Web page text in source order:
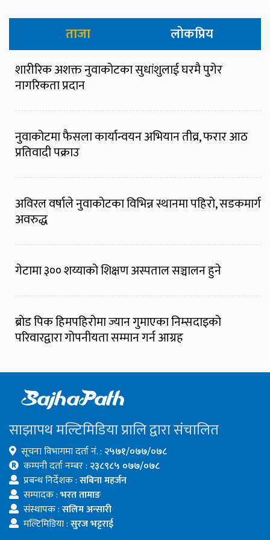
ताजा लोकप्रिय
शारीरिक अशक्त नुवाकोटका सुधांशुलाई घरमै पुगेर
नागरिकता प्रदान
नुवाकोटमा फैसला कार्यान्वयन अभियान तीव्र, फरार आठ
प्रतिवादी पक्राउ
अविरल वर्षाले नुवाकोटका विभिन्न स्थानमा पहिरो, सडकमार्ग
अवरुद्ध
गेटामा ३०० शय्याको शिक्षण अस्पताल सञ्चालन हुने
ब्रोड पिक हिमपहिरोमा ज्यान गुमाएका निम्सदाइको
परिवारद्वारा गोपनीयता सम्मान गर्न आग्रह
साझापथ मल्टिमिडिया प्रालि द्वारा संचालित
सूचना विभागमा दर्ता नं. : २५७१/०७७/०७८
कम्पनी दर्ता नम्बर : २३८९८५ ०७७/०७८
प्रबन्ध निर्देशक :सबिना महर्जन
सम्पादक :भरत तामाङ
संस्थापक :सलिम अन्सारी
मल्टिमिडिया :सुरज भट्टराई